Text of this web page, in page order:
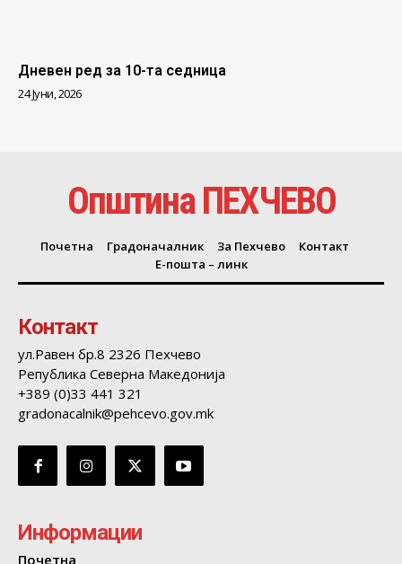
Дневен ред за 10-та седница
24 Јуни, 2026
Општина ПЕХЧЕВО
Почетна Градоначалник За Пехчево
Контакт
Е-пошта – линк
Контакт
ул.Равен бр.8 2326 Пехчево
Република Северна Македонија
+389 (0)33 441 321
gradonacalnik@pehcevo.gov.mk
Информации
Почетна